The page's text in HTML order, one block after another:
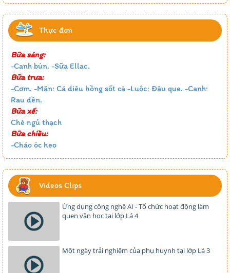
Thực đơn
Bữa sáng:
-Canh bún. -Sữa Ellac.
Bữa trưa:
-Cơm. -Mặn: Cá diêu hồng sốt cà -Luộc: Đậu que. -Canh:
Rau dền.
Bữa xế:
Chè ngủ thạch
Bữa chiều:
-Cháo óc heo
Videos Clips
Ứng dụng công nghệ AI - Tổ chức hoạt động làm
quen văn học tại lớp Lá 4
Một ngày trải nghiệm của phụ huynh tại lớp Lá 3